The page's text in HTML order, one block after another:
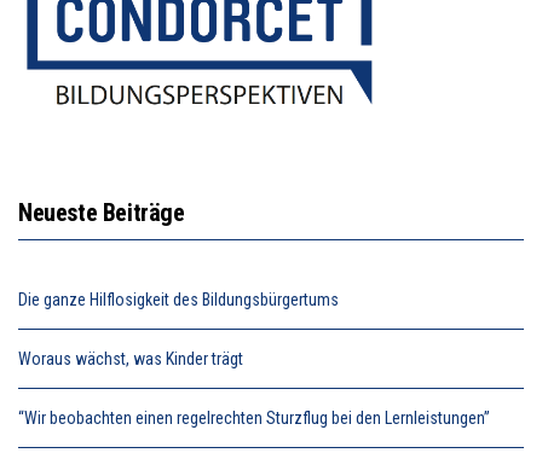
Neueste Beiträge
Die ganze Hilflosigkeit des Bildungsbürgertums
Woraus wächst, was Kinder trägt
“Wir beobachten einen regelrechten Sturzflug bei den Lernleistungen”